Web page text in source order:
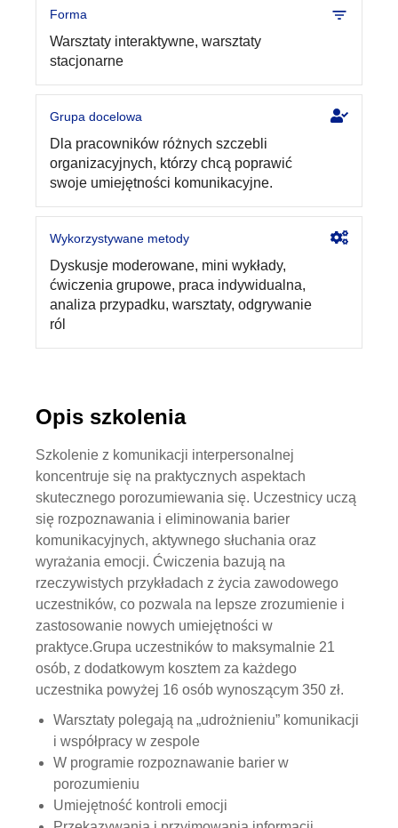
Opis szkolenia
Szkolenie z komunikacji interpersonalnej
koncentruje się na praktycznych aspektach
skutecznego porozumiewania się. Uczestnicy uczą
się rozpoznawania i eliminowania barier
komunikacyjnych, aktywnego słuchania oraz
wyrażania emocji. Ćwiczenia bazują na
rzeczywistych przykładach z życia zawodowego
uczestników, co pozwala na lepsze zrozumienie i
zastosowanie nowych umiejętności w
praktyce.Grupa uczestników to maksymalnie 21
osób, z dodatkowym kosztem za każdego
uczestnika powyżej 16 osób wynoszącym 350 zł.
Warsztaty polegają na „udrożnieniu” komunikacji
i współpracy w zespole
W programie rozpoznawanie barier w
porozumieniu
Umiejętność kontroli emocji
Forma
Warsztaty interaktywne, warsztaty
stacjonarne
Grupa docelowa
Dla pracowników różnych szczebli
organizacyjnych, którzy chcą poprawić
swoje umiejętności komunikacyjne.
Wykorzystywane metody
Dyskusje moderowane, mini wykłady,
ćwiczenia grupowe, praca indywidualna,
analiza przypadku, warsztaty, odgrywanie
ról